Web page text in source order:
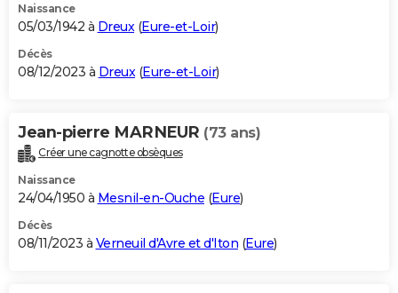
Naissance
05/03/1942 à Dreux(Eure-et-Loir)
Décès
08/12/2023 à Dreux(Eure-et-Loir)
Jean-pierre MARNEUR (73 ans)
Créer une cagnotte obsèques
Naissance
24/04/1950 à Mesnil-en-Ouche (Eure)
Décès
08/11/2023 à Verneuil d'Avre et d'Iton (Eure)